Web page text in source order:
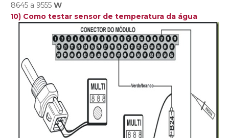
8645 a 9555 W
10) Como testar sensor de temperatura da água